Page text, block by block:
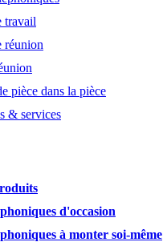
travail
réunion
pièce dans la pièce
& services
d'occasion
à monter soi-même